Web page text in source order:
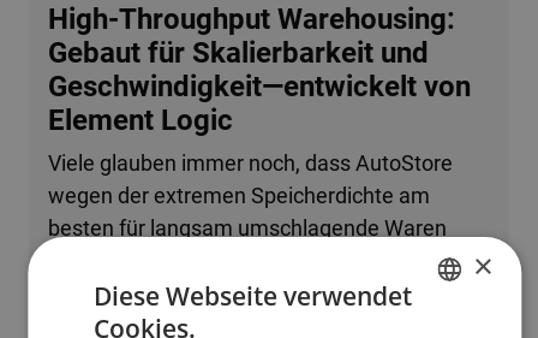
High-Throughput Warehousing:
Gebaut für Skalierbarkeit und
Geschwindigkeit—entwickelt von
Element Logic
Viele glauben immer noch, dass AutoStore
wegen der extremen Speicherdichte am
besten für langsam umschlagende Waren
oder kleine Betriebe geeignet ist. Tatsache ist,
dass das System problemlos mehrere
zehntausend Bestellzeilen pro Stunde
×
Diese Webseite verwendet
Cookies.